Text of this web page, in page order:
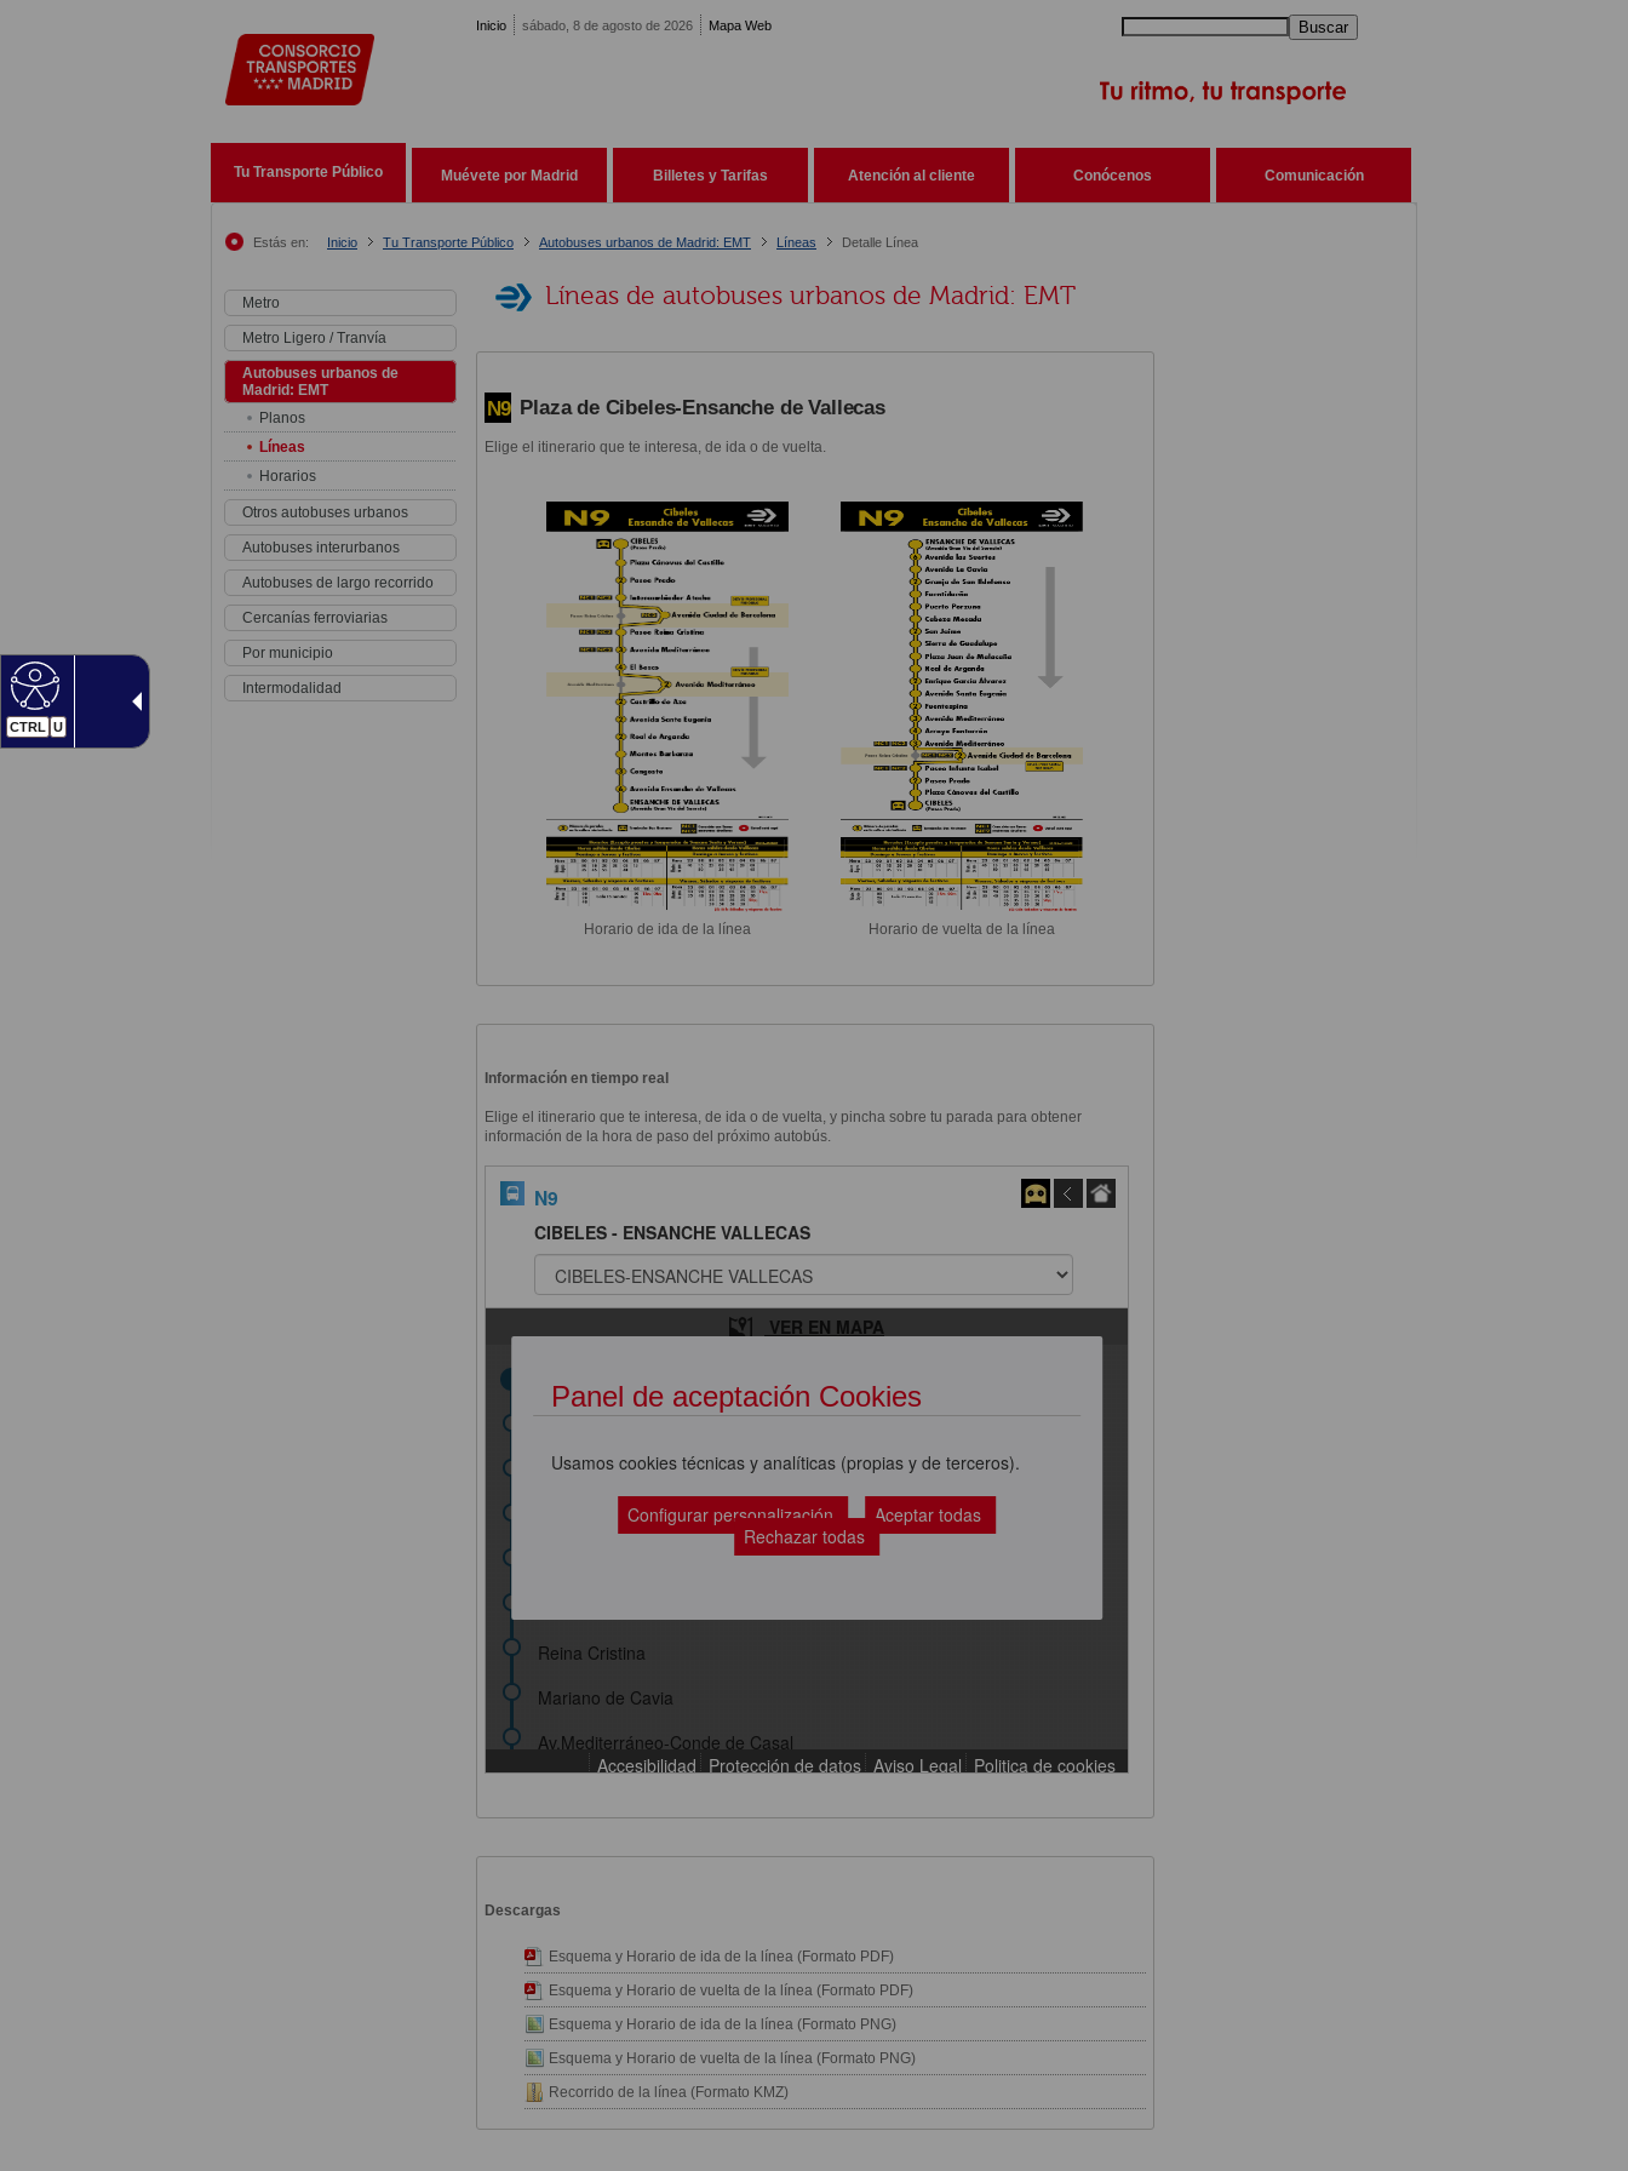
CTRL U
Inicio sábado, 8 de agosto de 2026 Mapa Web Buscar
Tu Transporte Público Muévete por Madrid Billetes y Tarifas Atención al cliente Conócenos Comunicación
Estás en: Inicio Tu Transporte Público Autobuses urbanos de Madrid: EMT Líneas Detalle Línea
Metro
Metro Ligero / Tranvía
Autobuses urbanos de
Madrid: EMT
Planos
Líneas
Horarios
Otros autobuses urbanos
Autobuses interurbanos
Autobuses de largo recorrido
Cercanías ferroviarias
Por municipio
Intermodalidad
Líneas de autobuses urbanos de Madrid: EMT
N9 Plaza de Cibeles-Ensanche de Vallecas
Elige el itinerario que te interesa, de ida o de vuelta.
Horario de ida de la línea Horario de vuelta de la línea
Información en tiempo real
Elige el itinerario que te interesa, de ida o de vuelta, y pincha sobre tu parada para obtener
información de la hora de paso del próximo autobús.
Descargas
Esquema y Horario de ida de la línea (Formato PDF)
Esquema y Horario de vuelta de la línea (Formato PDF)
Esquema y Horario de ida de la línea (Formato PNG)
Esquema y Horario de vuelta de la línea (Formato PNG)
Recorrido de la línea (Formato KMZ)